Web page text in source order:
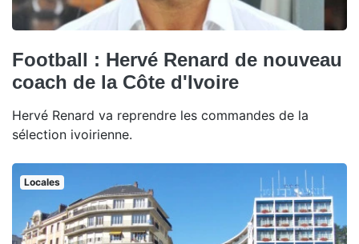
Football : Hervé Renard de nouveau
coach de la Côte d'Ivoire
Hervé Renard va reprendre les commandes de la
sélection ivoirienne.
Locales